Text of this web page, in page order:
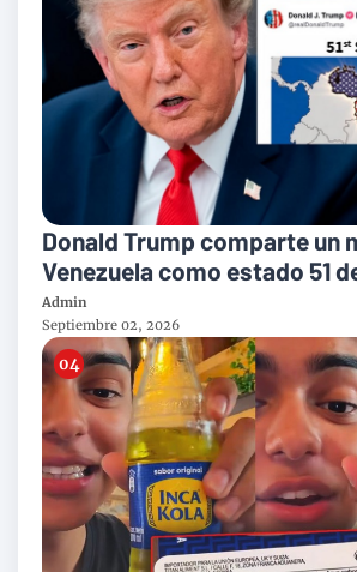
Donald Trump comparte un
Venezuela como estado 51
su red social
Admin
Septiembre 02, 2026